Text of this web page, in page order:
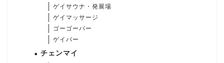
ゲイサウナ・発展場
ゲイマッサージ
ゴーゴーバー
ゲイバー
チェンマイ